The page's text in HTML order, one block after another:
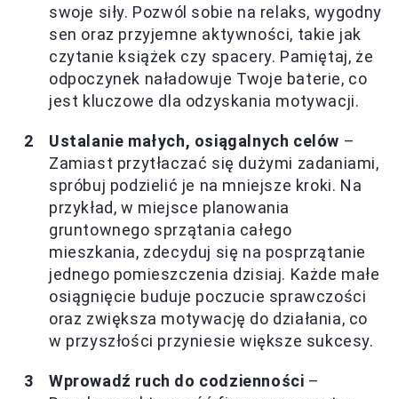
swoje siły. Pozwól sobie na relaks, wygodny
sen oraz przyjemne aktywności, takie jak
czytanie książek czy spacery. Pamiętaj, że
odpoczynek naładowuje Twoje baterie, co
jest kluczowe dla odzyskania motywacji.
Ustalanie małych, osiągalnych celów –
Zamiast przytłaczać się dużymi zadaniami,
spróbuj podzielić je na mniejsze kroki. Na
przykład, w miejsce planowania
gruntownego sprzątania całego
mieszkania, zdecyduj się na posprzątanie
jednego pomieszczenia dzisiaj. Każde małe
osiągnięcie buduje poczucie sprawczości
oraz zwiększa motywację do działania, co
w przyszłości przyniesie większe sukcesy.
Wprowadź ruch do codzienności –